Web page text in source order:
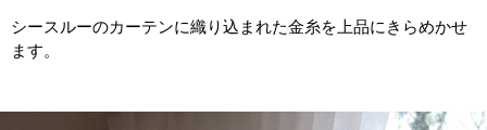
シースルーのカーテンに織り込まれた金糸を上品にきらめかせ
ます。